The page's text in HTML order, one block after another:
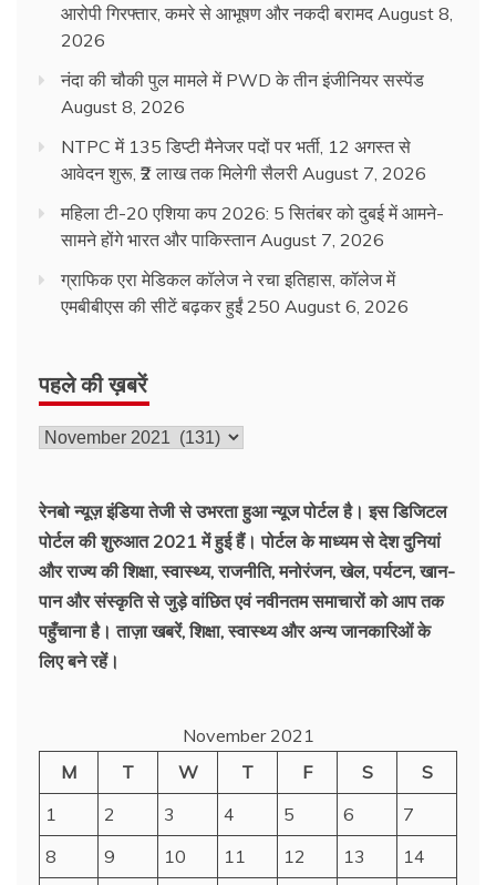
आरोपी गिरफ्तार, कमरे से आभूषण और नकदी बरामद August 8,
2026
नंदा की चौकी पुल मामले में PWD के तीन इंजीनियर सस्पेंड
August 8, 2026
NTPC में 135 डिप्टी मैनेजर पदों पर भर्ती, 12 अगस्त से
आवेदन शुरू, ₹2 लाख तक मिलेगी सैलरी August 7, 2026
महिला टी-20 एशिया कप 2026: 5 सितंबर को दुबई में आमने-
सामने होंगे भारत और पाकिस्तान August 7, 2026
ग्राफिक एरा मेडिकल कॉलेज ने रचा इतिहास, कॉलेज में
एमबीबीएस की सीटें बढ़कर हुईं 250 August 6, 2026
पहले की ख़बरें
पहले
रेनबो न्यूज़ इंडिया तेजी से उभरता हुआ न्‍यूज पोर्टल है। इस डिजिटल
पोर्टल की शुरुआत 2021 में हुई हैं। पोर्टल के माध्यम से देश दुनियां
और राज्य की शिक्षा, स्वास्थ्य, राजनीति, मनोरंजन, खेल, पर्यटन, खान-
पान और संस्कृति से जुड़े वांछित एवं नवीनतम समाचारों को आप तक
पहुँचाना है। ताज़ा खबरें, शिक्षा, स्वास्थ्य और अन्य जानकारिओं के
लिए बने रहें।
November 2021
M
T W T F S
S
1
2 3 4 5 6
7
8
9 10 11 12 13
14